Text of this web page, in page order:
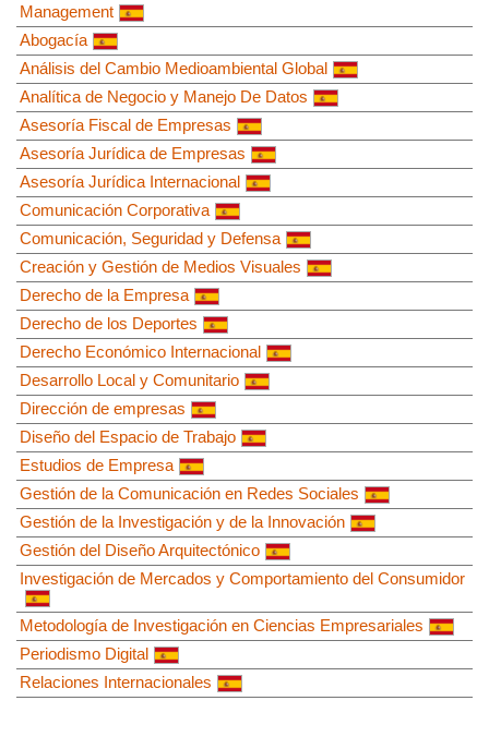
Management
Abogacía
Análisis del Cambio Medioambiental Global
Analítica de Negocio y Manejo De Datos
Asesoría Fiscal de Empresas
Asesoría Jurídica de Empresas
Asesoría Jurídica Internacional
Comunicación Corporativa
Comunicación, Seguridad y Defensa
Creación y Gestión de Medios Visuales
Derecho de la Empresa
Derecho de los Deportes
Derecho Económico Internacional
Desarrollo Local y Comunitario
Dirección de empresas
Diseño del Espacio de Trabajo
Estudios de Empresa
Gestión de la Comunicación en Redes Sociales
Gestión de la Investigación y de la Innovación
Gestión del Diseño Arquitectónico
Investigación de Mercados y Comportamiento del Consumidor
Metodología de Investigación en Ciencias Empresariales
Periodismo Digital
Relaciones Internacionales